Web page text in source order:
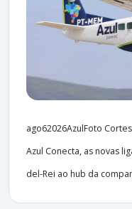
ago62026AzulFoto
Azul Conecta, as novas
del-Rei ao hub da